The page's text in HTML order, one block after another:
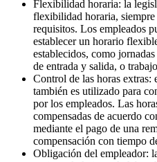
Flexibilidad horaria: la
flexibilidad horaria,
requisitos. Los empleados
establecer un horario
establecidos, como
de entrada y salida, o
Control de las horas extras:
también es utilizado para
por los empleados. Las
compensadas de acuerdo
mediante el pago de una
compensación con tiempo
Obligación del empleador: